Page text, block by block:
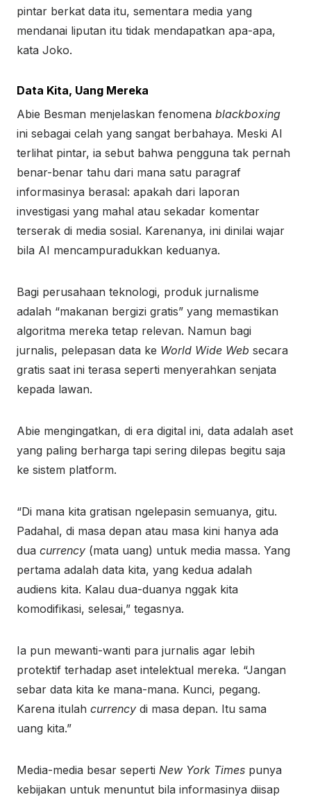
pintar berkat data itu, sementara media yang
mendanai liputan itu tidak mendapatkan apa-apa,
kata Joko.
Data Kita, Uang Mereka
Abie Besman menjelaskan fenomena blackboxing
ini sebagai celah yang sangat berbahaya. Meski AI
terlihat pintar, ia sebut bahwa pengguna tak pernah
benar-benar tahu dari mana satu paragraf
informasinya berasal: apakah dari laporan
investigasi yang mahal atau sekadar komentar
terserak di media sosial. Karenanya, ini dinilai wajar
bila AI mencampuradukkan keduanya.
Bagi perusahaan teknologi, produk jurnalisme
adalah “makanan bergizi gratis” yang memastikan
algoritma mereka tetap relevan. Namun bagi
jurnalis, pelepasan data ke World Wide Web secara
gratis saat ini terasa seperti menyerahkan senjata
kepada lawan.
Abie mengingatkan, di era digital ini, data adalah aset
yang paling berharga tapi sering dilepas begitu saja
ke sistem platform.
“Di mana kita gratisan ngelepasin semuanya, gitu.
Padahal, di masa depan atau masa kini hanya ada
dua currency (mata uang) untuk media massa. Yang
pertama adalah data kita, yang kedua adalah
audiens kita. Kalau dua-duanya nggak kita
komodifikasi, selesai,” tegasnya.
Ia pun mewanti-wanti para jurnalis agar lebih
protektif terhadap aset intelektual mereka. “Jangan
sebar data kita ke mana-mana. Kunci, pegang.
Karena itulah currency di masa depan. Itu sama
uang kita.”
Media-media besar seperti New York Times punya
kebijakan untuk menuntut bila informasinya diisap